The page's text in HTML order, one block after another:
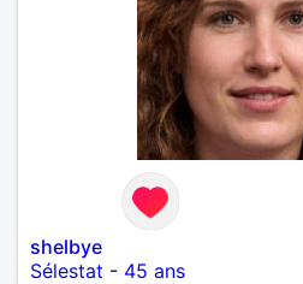
shelbye
Sélestat - 45 ans